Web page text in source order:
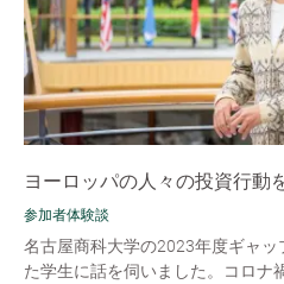
ヨーロッパの人々の投資行動
参加者体験談
名古屋商科大学の2023年度ギャ
た学生に話を伺いました。コロナ